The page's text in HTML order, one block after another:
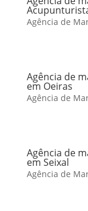
Agência de
Agência de
em Oeiras
Agência de
Agência de
em Seixal
Agência de